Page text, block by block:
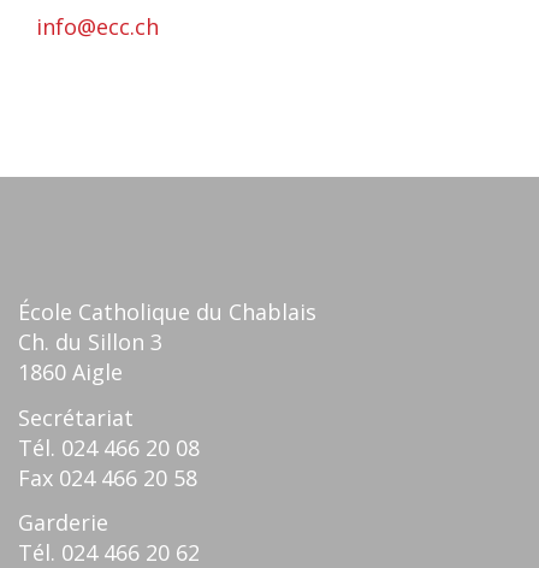
info@ecc.ch
École Catholique du Chablais
Ch. du Sillon 3
1860 Aigle
Secrétariat
Tél. 024 466 20 08
Fax 024 466 20 58
Garderie
Tél. 024 466 20 62